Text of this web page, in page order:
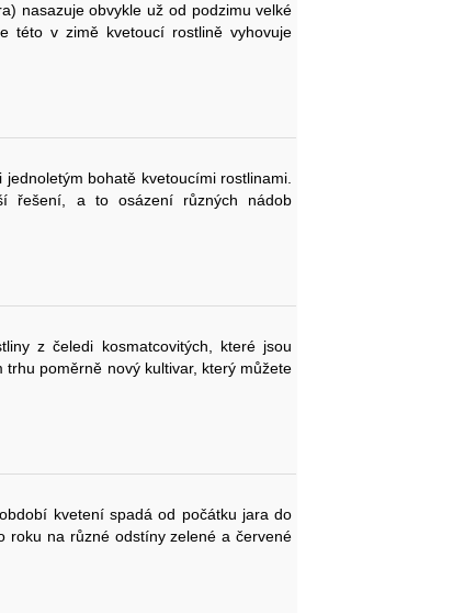
nasazuje obvykle už od podzimu velké
této v zimě kvetoucí rostlině vyhovuje
bohatě kvetoucími rostlinami.
řešení, a to osázení různých nádob
z čeledi kosmatcovitých, které jsou
poměrně nový kultivar, který můžete
kvetení spadá od počátku jara do
roku na různé odstíny zelené a červené